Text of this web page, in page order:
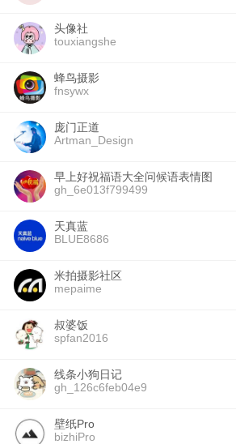
头像社
touxiangshe
蜂鸟摄影
fnsywx
庞门正道
Artman_Design
早上好祝福语大全问候语表情图
gh_6e013f799499
天真蓝
BLUE8686
米拍摄影社区
mepaime
叔婆饭
spfan2016
线条小狗日记
gh_126c6feb04e9
壁纸Pro
bizhiPro